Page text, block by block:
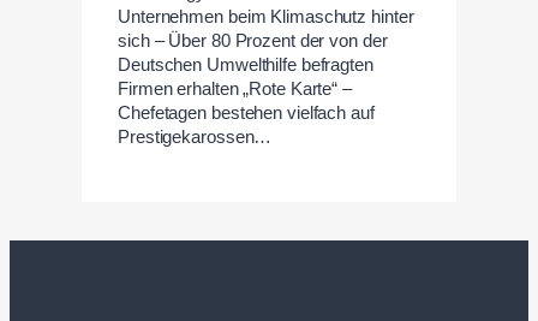
Unternehmen beim Klimaschutz hinter
sich – Über 80 Prozent der von der
Deutschen Umwelthilfe befragten
Firmen erhalten „Rote Karte“ –
Chefetagen bestehen vielfach auf
Prestigekarossen…